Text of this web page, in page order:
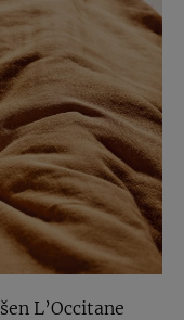
L’Occitane